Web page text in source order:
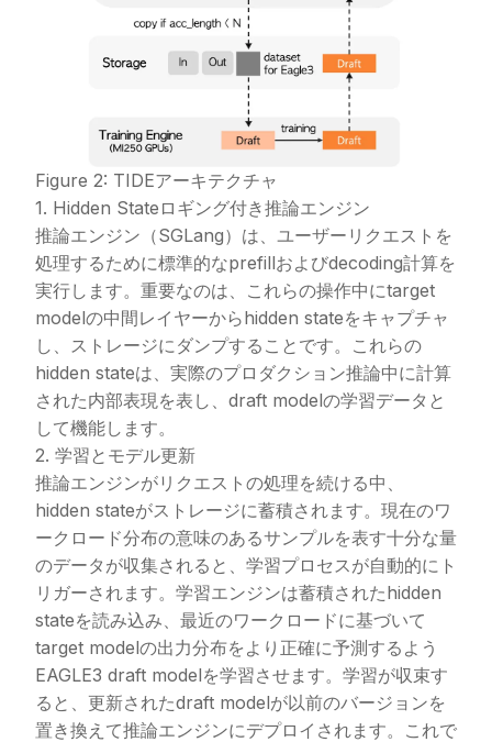
Figure 2: TIDEアーキテクチャ
1. Hidden Stateロギング付き推論エンジン
推論エンジン（SGLang）は、ユーザーリクエストを
処理するために標準的なprefillおよびdecoding計算を
実行します。重要なのは、これらの操作中にtarget
modelの中間レイヤーからhidden stateをキャプチャ
し、ストレージにダンプすることです。これらの
hidden stateは、実際のプロダクション推論中に計算
された内部表現を表し、draft modelの学習データと
して機能します。
2. 学習とモデル更新
推論エンジンがリクエストの処理を続ける中、
hidden stateがストレージに蓄積されます。現在のワ
ークロード分布の意味のあるサンプルを表す十分な量
のデータが収集されると、学習プロセスが自動的にト
リガーされます。学習エンジンは蓄積されたhidden
stateを読み込み、最近のワークロードに基づいて
target modelの出力分布をより正確に予測するよう
EAGLE3 draft modelを学習させます。学習が収束す
ると、更新されたdraft modelが以前のバージョンを
置き換えて推論エンジンにデプロイされます。これで